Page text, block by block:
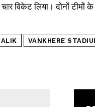
विकेट लिया। दोनों टीमों
VANKHERE